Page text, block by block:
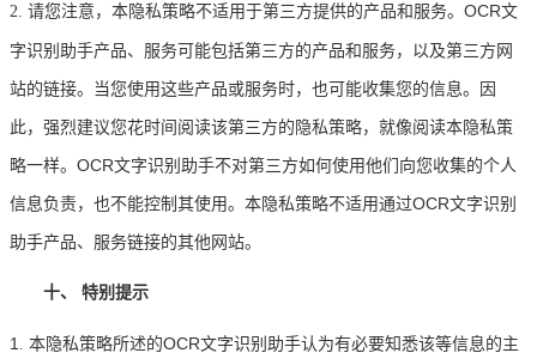
2. 请您注意，本隐私策略不适用于第三方提供的产品和服务。OCR文
字识别助手产品、服务可能包括第三方的产品和服务，以及第三方网
站的链接。当您使用这些产品或服务时，也可能收集您的信息。因
此，强烈建议您花时间阅读该第三方的隐私策略，就像阅读本隐私策
略一样。OCR文字识别助手不对第三方如何使用他们向您收集的个人
信息负责，也不能控制其使用。本隐私策略不适用通过OCR文字识别
助手产品、服务链接的其他网站。
十、 特别提示
1 . 本隐私策略所述的OCR文字识别助手认为有必要知悉该等信息的主